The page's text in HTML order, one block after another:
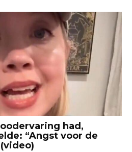
had,
“Angst voor de